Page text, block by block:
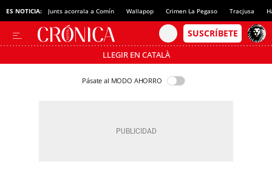
ES NOTICIA: Junts acorrala a Comín Wallapop Crimen La Pegaso Tracjusa
LLEGIR EN CATALÀ
Pásate al MODO AHORRO